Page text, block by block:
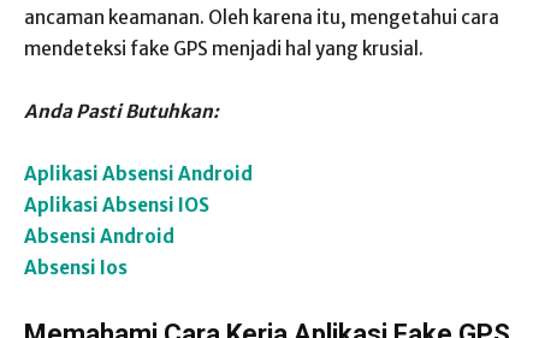
ancaman keamanan. Oleh karena itu, mengetahui cara
mendeteksi fake GPS menjadi hal yang krusial.
Anda Pasti Butuhkan:
Aplikasi Absensi Android
Aplikasi Absensi IOS
Absensi Android
Absensi Ios